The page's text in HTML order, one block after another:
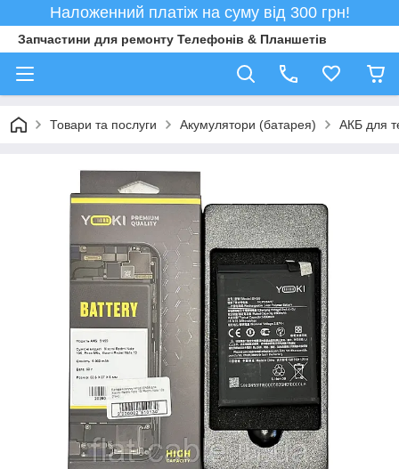
Наложенний платіж на суму від 300 грн!
Запчастини для ремонту Телефонів & Планшетів
Товари та послуги Акумулятори (батарея) АКБ для